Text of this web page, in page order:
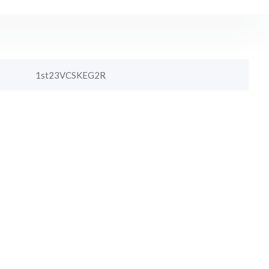
1st23VCSKEG2R